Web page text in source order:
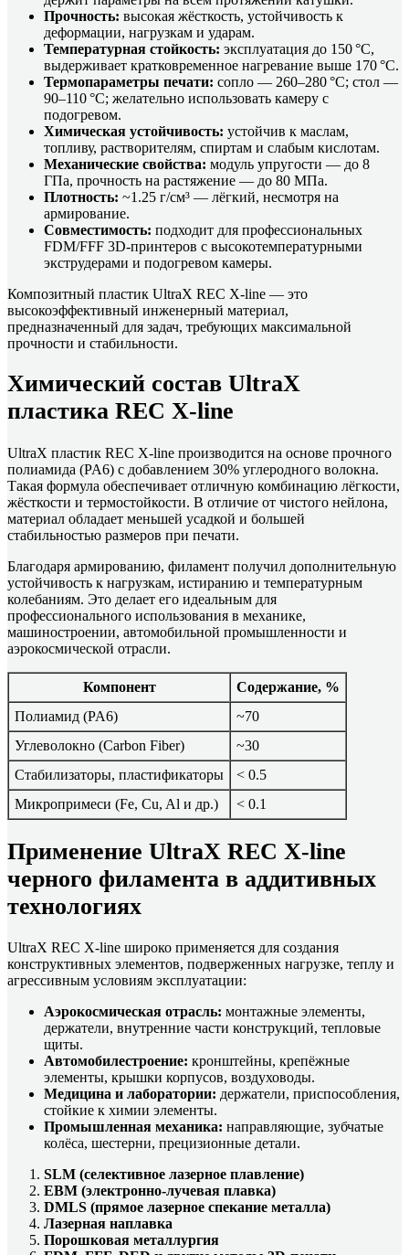
Прочность: высокая жёсткость, устойчивость к
деформации, нагрузкам и ударам.
Температурная стойкость: эксплуатация до 150 °C,
выдерживает кратковременное нагревание выше 170 °C.
Термопараметры печати: сопло — 260–280 °C; стол —
90–110 °C; желательно использовать камеру с
подогревом.
Химическая устойчивость: устойчив к маслам,
топливу, растворителям, спиртам и слабым кислотам.
Механические свойства: модуль упругости — до 8
ГПа, прочность на растяжение — до 80 МПа.
Плотность: ~1.25 г/см³ — лёгкий, несмотря на
армирование.
Совместимость: подходит для профессиональных
FDM/FFF 3D-принтеров с высокотемпературными
экструдерами и подогревом камеры.
Композитный пластик UltraX REC X-line — это
высокоэффективный инженерный материал,
предназначенный для задач, требующих максимальной
прочности и стабильности.
Химический состав UltraX
пластика REC X-line
UltraX пластик REC X-line производится на основе прочного
полиамида (PA6) с добавлением 30% углеродного волокна.
Такая формула обеспечивает отличную комбинацию лёгкости,
жёсткости и термостойкости. В отличие от чистого нейлона,
материал обладает меньшей усадкой и большей
стабильностью размеров при печати.
Благодаря армированию, филамент получил дополнительную
устойчивость к нагрузкам, истиранию и температурным
колебаниям. Это делает его идеальным для
профессионального использования в механике,
машиностроении, автомобильной промышленности и
аэрокосмической отрасли.
Компонент
Содержание, %
Полиамид (PA6)
~70
Углеволокно (Carbon Fiber)
~30
Стабилизаторы, пластификаторы
< 0.5
Микропримеси (Fe, Cu, Al и др.)
< 0.1
Применение UltraX REC X-line
черного филамента в аддитивных
технологиях
UltraX REC X-line широко применяется для создания
конструктивных элементов, подверженных нагрузке, теплу и
агрессивным условиям эксплуатации:
Аэрокосмическая отрасль: монтажные элементы,
держатели, внутренние части конструкций, тепловые
щиты.
Автомобилестроение: кронштейны, крепёжные
элементы, крышки корпусов, воздуховоды.
Медицина и лаборатории: держатели, приспособления,
стойкие к химии элементы.
Промышленная механика: направляющие, зубчатые
колёса, шестерни, прецизионные детали.
SLM (селективное лазерное плавление)
EBM (электронно-лучевая плавка)
DMLS (прямое лазерное спекание металла)
Лазерная наплавка
Порошковая металлургия